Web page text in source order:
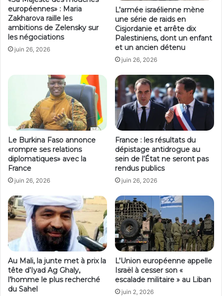
européennes» : Maria
Zakharova raille les
ambitions de Zelensky sur
les négociations
juin 26, 2026
L’armée israélienne mène
une série de raids en
Cisjordanie et arrête dix
Palestiniens, dont un enfant
et un ancien détenu
juin 26, 2026
Le Burkina Faso annonce
«rompre ses relations
diplomatiques» avec la
France
juin 26, 2026
France : les résultats du
dépistage antidrogue au
sein de l’État ne seront pas
rendus publics
juin 26, 2026
Au Mali, la junte met à prix la
tête d’Iyad Ag Ghaly,
l’homme le plus recherché
du Sahel
L’Union européenne appelle
Israël à cesser son «
escalade militaire » au Liban
juin 2, 2026